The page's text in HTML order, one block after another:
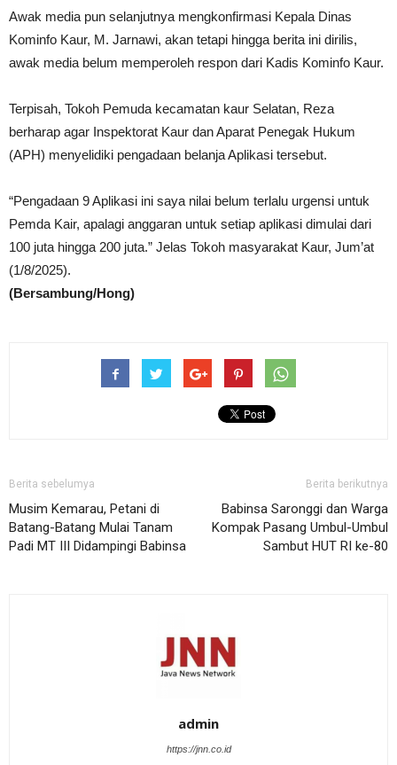
Awak media pun selanjutnya mengkonfirmasi Kepala Dinas
Kominfo Kaur, M. Jarnawi, akan tetapi hingga berita ini dirilis,
awak media belum memperoleh respon dari Kadis Kominfo Kaur.
Terpisah, Tokoh Pemuda kecamatan kaur Selatan, Reza
berharap agar Inspektorat Kaur dan Aparat Penegak Hukum
(APH) menyelidiki pengadaan belanja Aplikasi tersebut.
“Pengadaan 9 Aplikasi ini saya nilai belum terlalu urgensi untuk
Pemda Kair, apalagi anggaran untuk setiap aplikasi dimulai dari
100 juta hingga 200 juta.” Jelas Tokoh masyarakat Kaur, Jum’at
(1/8/2025).
(Bersambung/Hong)
Berita sebelumya
Musim Kemarau, Petani di
Batang-Batang Mulai Tanam
Padi MT III Didampingi Babinsa
Berita berikutnya
Babinsa Saronggi dan Warga
Kompak Pasang Umbul-Umbul
Sambut HUT RI ke-80
admin
https://jnn.co.id